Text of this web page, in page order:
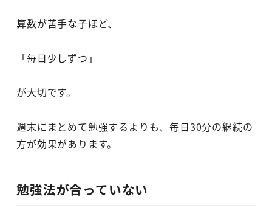
算数が苦手な子ほど、
「毎日少しずつ」
が大切です。
週末にまとめて勉強するよりも、毎日30分の継続の
方が効果があります。
勉強法が合っていない